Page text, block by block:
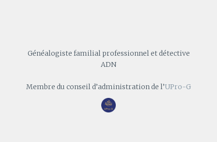
Généalogiste familial professionnel et détective
ADN
Membre du conseil d’administration de l’UPro-G